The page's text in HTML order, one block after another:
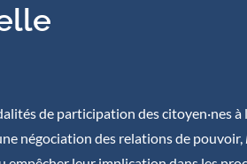
de participation des citoyen·nes
négociation des relations de pouvoir,